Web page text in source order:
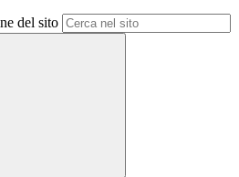
del sito